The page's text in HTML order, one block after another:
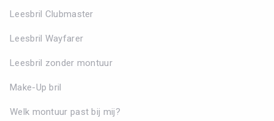
Leesbril Clubmaster
Leesbril Wayfarer
Leesbril zonder montuur
Make-Up bril
Welk montuur past bij mij?